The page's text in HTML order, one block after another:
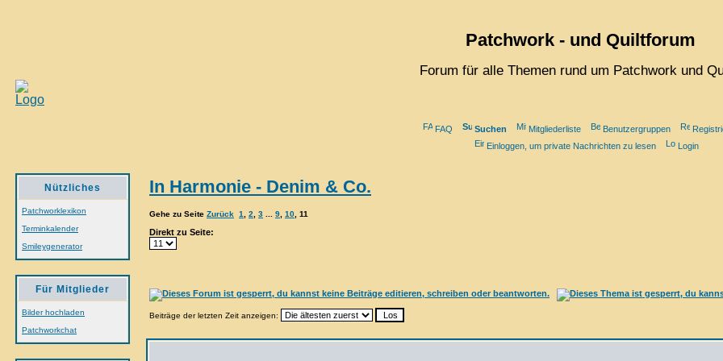
Patchwork - und Quiltforum
Forum für alle Themen rund um Patchwork und
FAQ Suchen Mitgliederliste Benutzergruppen
Einloggen, um private Nachrichten zu lesen
Login
Nützliches
Patchworklexikon
Terminkalender
Smileygenerator
Für Mitglieder
Bilder hochladen
Patchworkchat
In Harmonie - Denim & Co.
Gehe zu Seite Zurück 1 2 3 9 10 11
Direkt zu Seite:
Beiträge der letzten Zeit anzeigen: